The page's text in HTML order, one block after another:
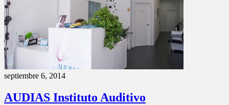
septiembre 6, 2014
AUDIAS Instituto Auditivo